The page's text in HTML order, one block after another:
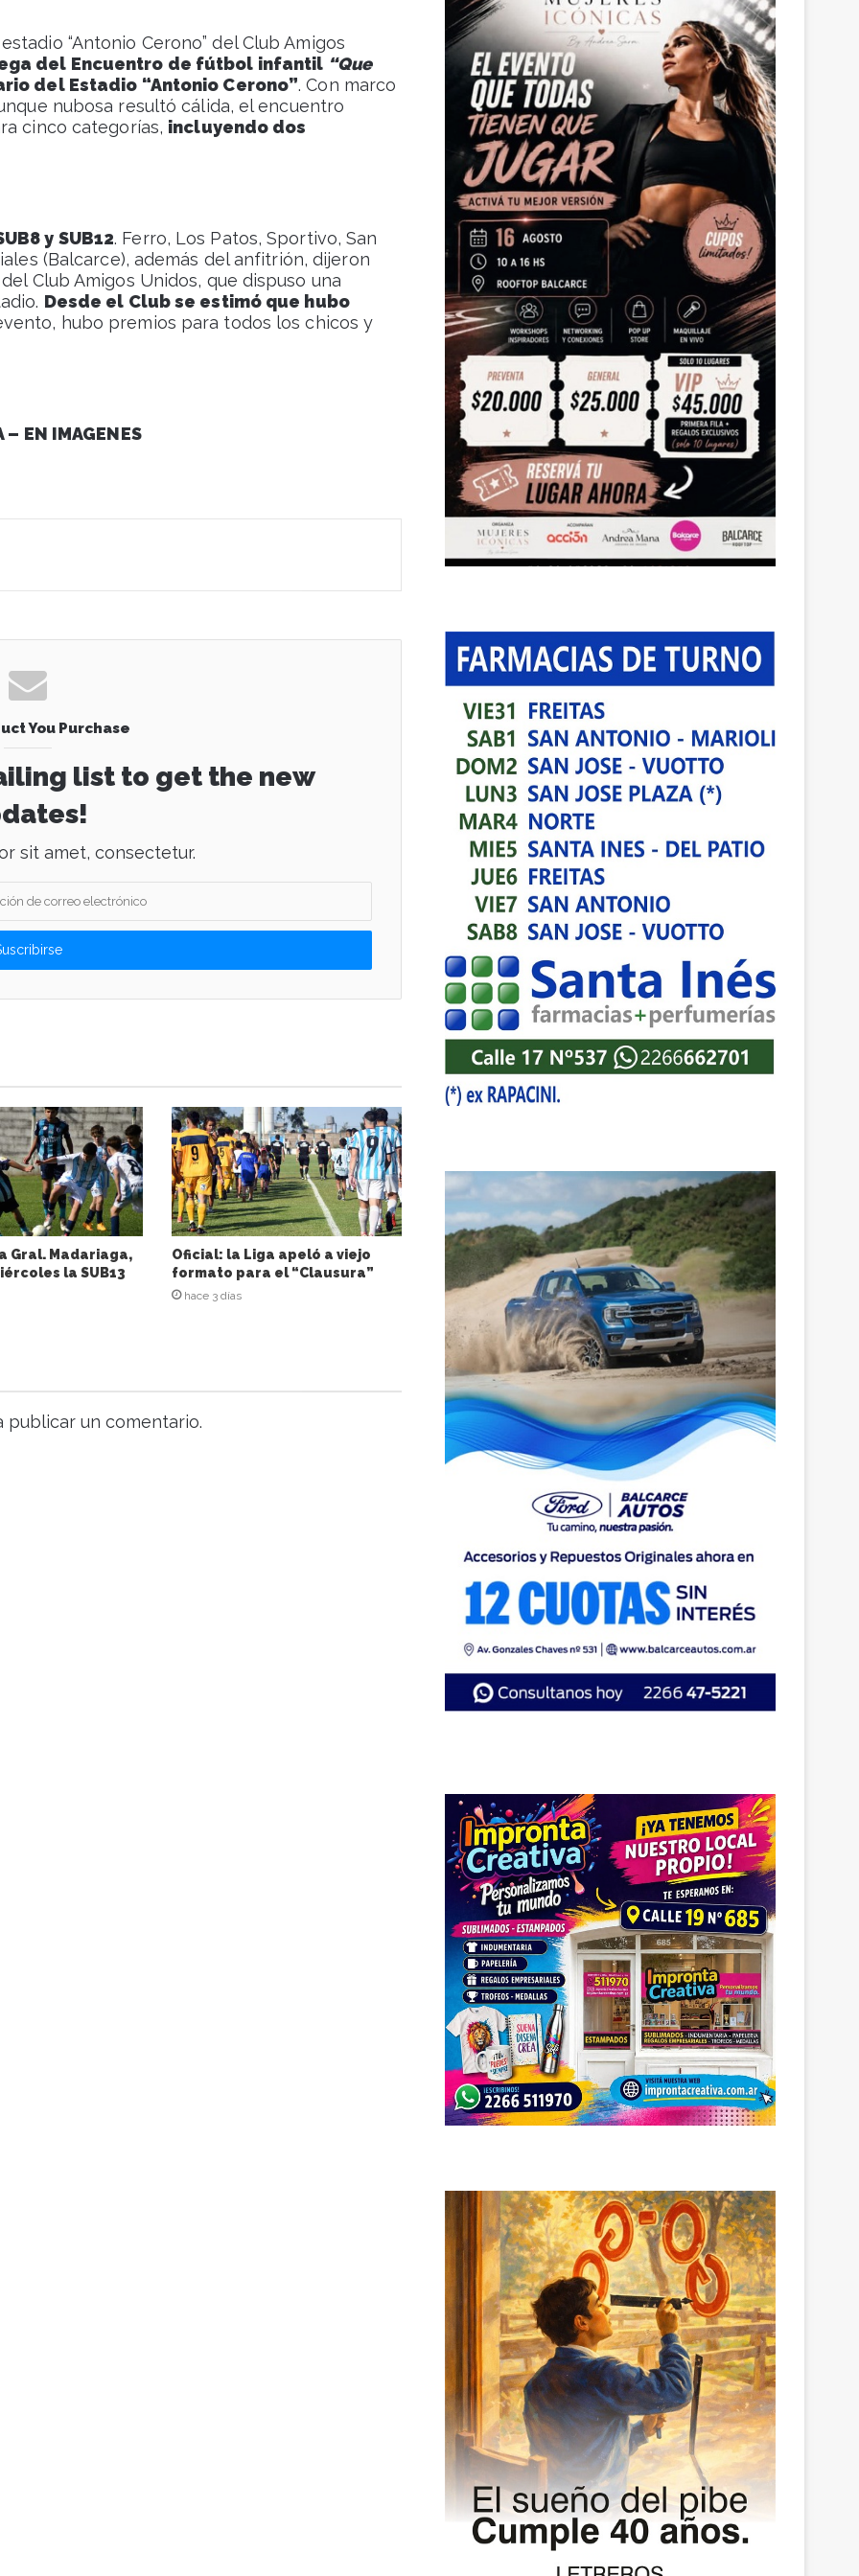
“Antonio Cerono” del Club Amigos
del Encuentro de fútbol infantil “Que
del Estadio “Antonio Cerono”. Con marco
nubosa resultó cálida, el encuentro
cinco categorías, incluyendo dos
y SUB12. Ferro, Los Patos, Sportivo, San
(Balcarce), además del anfitrión, dijeron
Club Amigos Unidos, que dispuso una
Desde el Club se estimó que hubo
hubo premios para todos los chicos y
– EN IMAGENES
You Purchase
list to get the new
sit amet, consectetur.
Gral. Madariaga,
la SUB13
Oficial: la Liga apeló a viejo
formato para el “Clausura”
hace 3 días
publicar un comentario.